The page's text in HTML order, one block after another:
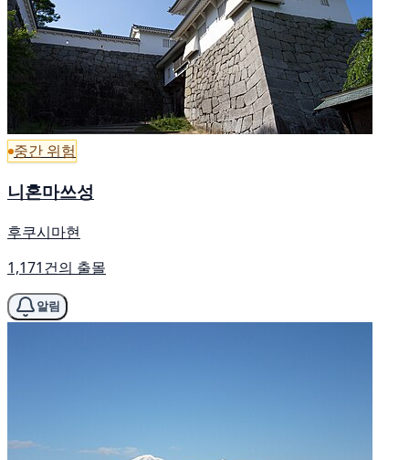
중간 위험
니혼마쓰성
후쿠시마현
1,171건의 출몰
알림